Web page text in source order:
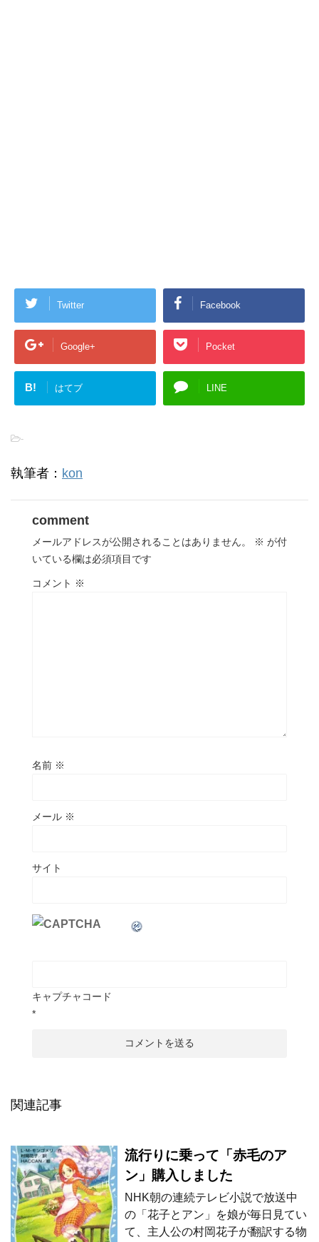
Twitter Facebook
Google+ Pocket
B! はてブ LINE
-
執筆者： kon
comment
メールアドレスが公開されることはありません。 ※ が付
いている欄は必須項目です
コメント ※
名前 ※
メール ※
サイト
キャプチャコード
*
関連記事
流行りに乗って「赤毛のア
ン」購入しました
NHK朝の連続テレビ小説で放送中
の「花子とアン」を娘が毎日見てい
て、主人公の村岡花子が翻訳する物